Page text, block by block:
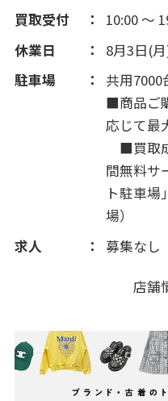
買取受付
10:00 ～
休業日
8月3日(
駐車場
共用7000
■商品ご
応じて最
■買取
間無料サ
ト駐車場
場）
求人
募集なし
店舗